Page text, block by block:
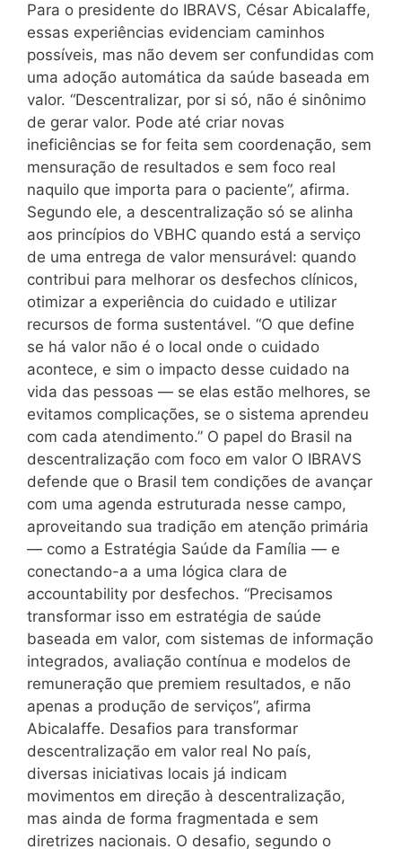
Para o presidente do IBRAVS, César Abicalaffe,
essas experiências evidenciam caminhos
possíveis, mas não devem ser confundidas com
uma adoção automática da saúde baseada em
valor. “Descentralizar, por si só, não é sinônimo
de gerar valor. Pode até criar novas
ineficiências se for feita sem coordenação, sem
mensuração de resultados e sem foco real
naquilo que importa para o paciente”, afirma.
Segundo ele, a descentralização só se alinha
aos princípios do VBHC quando está a serviço
de uma entrega de valor mensurável: quando
contribui para melhorar os desfechos clínicos,
otimizar a experiência do cuidado e utilizar
recursos de forma sustentável. “O que define
se há valor não é o local onde o cuidado
acontece, e sim o impacto desse cuidado na
vida das pessoas — se elas estão melhores, se
evitamos complicações, se o sistema aprendeu
com cada atendimento.” O papel do Brasil na
descentralização com foco em valor O IBRAVS
defende que o Brasil tem condições de avançar
com uma agenda estruturada nesse campo,
aproveitando sua tradição em atenção primária
— como a Estratégia Saúde da Família — e
conectando-a a uma lógica clara de
accountability por desfechos. “Precisamos
transformar isso em estratégia de saúde
baseada em valor, com sistemas de informação
integrados, avaliação contínua e modelos de
remuneração que premiem resultados, e não
apenas a produção de serviços”, afirma
Abicalaffe. Desafios para transformar
descentralização em valor real No país,
diversas iniciativas locais já indicam
movimentos em direção à descentralização,
mas ainda de forma fragmentada e sem
diretrizes nacionais. O desafio, segundo o